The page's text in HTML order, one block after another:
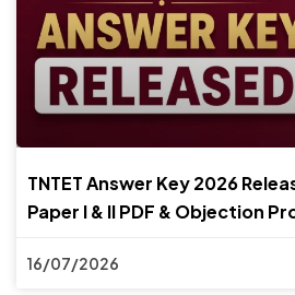
TNTET Answer Key 2026
Paper I & II PDF & Objection
16/07/2026